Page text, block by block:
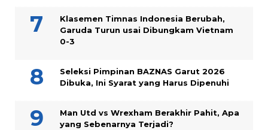
Klasemen Timnas Indonesia Berubah,
Garuda Turun usai Dibungkam Vietnam
0-3
Seleksi Pimpinan BAZNAS Garut 2026
Dibuka, Ini Syarat yang Harus Dipenuhi
Man Utd vs Wrexham Berakhir Pahit, Apa
yang Sebenarnya Terjadi?